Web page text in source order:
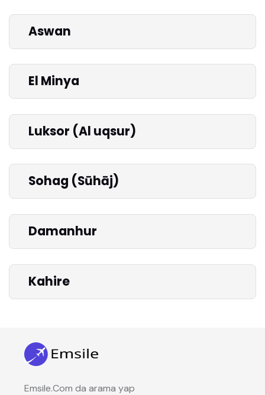
Aswan
El Minya
Luksor (Al uqsur)
Sohag (Sūhāj)
Damanhur
Kahire
Emsile.Com da arama yap